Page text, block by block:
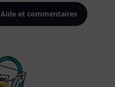
Aide et commentaires